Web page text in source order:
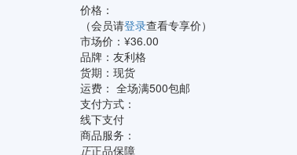
价格：
（会员请登录查看专享价）
市场价：¥36.00
品牌： 友利格
货期： 现货
运费： 全场满500包邮
支付方式：
线下支付
商品服务：
正正品保障